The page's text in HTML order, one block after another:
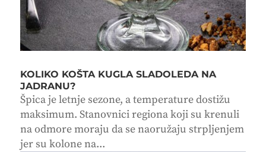
KOLIKO KOŠTA KUGLA SLADOLEDA NA
JADRANU?
Špica je letnje sezone, a temperature dostižu
maksimum. Stanovnici regiona koji su krenuli
na odmore moraju da se naoružaju strpljenjem
jer su kolone na...